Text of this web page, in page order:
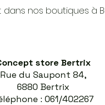
nos boutiques à
store Bertrix
Rue du Saupont 84,
6880 Bertrix
: 061/402267